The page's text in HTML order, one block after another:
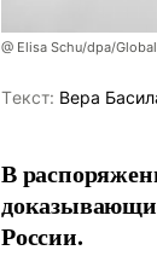
@ Elisa Schu/dpa/
Tекст: Вера
В
России.